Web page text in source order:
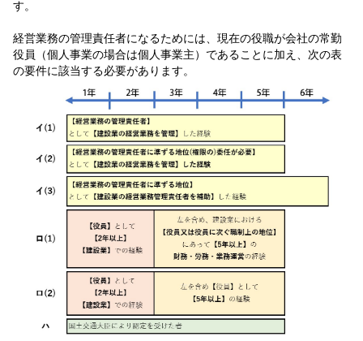
す。
経営業務の管理責任者になるためには、現在の役職が会社の常勤
役員（個人事業の場合は個人事業主）であることに加え、次の表
の要件に該当する必要があります。